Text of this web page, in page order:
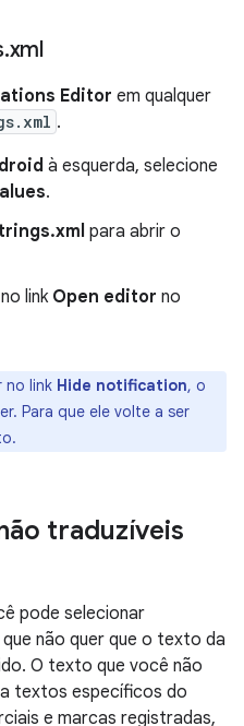
.xml
Editor em qualquer
.
à esquerda, selecione
.
para abrir o
link Open editor no
no link Hide notification, o
Para que ele volte a ser
traduzíveis
pode selecionar
não quer que o texto da
O texto que você não
textos específicos do
e marcas registradas,